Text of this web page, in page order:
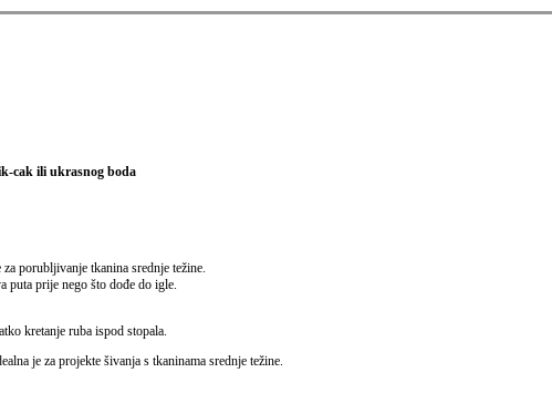
cak ili ukrasnog boda
porubljivanje tkanina srednje težine.
puta prije nego što dođe do igle.
kretanje ruba ispod stopala.
je za projekte šivanja s tkaninama srednje težine.